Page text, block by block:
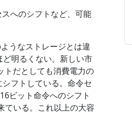
へのシフトなど、可能
うなストレージとは違
明るくない。新しい市
トだとしても消費電力の
フトしている。命令セ
ビット命令へのシフト
ている。これ以上の大容